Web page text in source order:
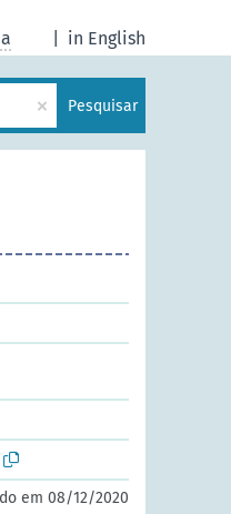
in English
× Pesquisar
em 08/12/2020